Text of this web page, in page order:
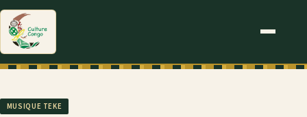
MUSIQUE TEKE